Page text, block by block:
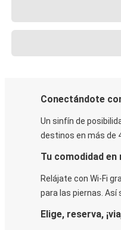
Conectándote
Un sinfín de
destinos en más de
Tu comodidad en
Relájate con Wi-Fi
para las piernas. Así
Elige, reserva,